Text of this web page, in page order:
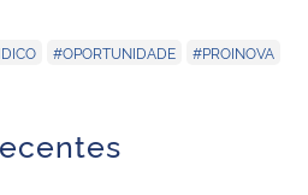
#OPORTUNIDADE #PROINOVA